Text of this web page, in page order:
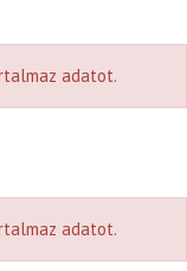
adatot.
adatot.